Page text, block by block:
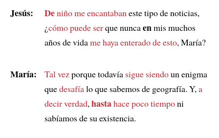
Jesús: Deniño me encantaban este tipo de noticias,
¿cómo puede serque nuncaenmis muchos
años de vidame haya enterado de esto, María?
María: Tal vezporque todavía sigue siendoun enigma
quedesafíalo que sabemos de geografía. Y, a
decir verdad, hastahace poco tiemponi
sabíamos de su existencia.